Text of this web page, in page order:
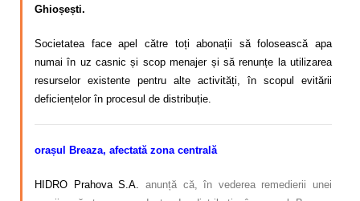
Ghioșești.
Societatea face apel către toți abonații să folosească apa
numai în uz casnic și scop menajer și să renunțe la utilizarea
resurselor existente pentru alte activități, în scopul evitării
deficiențelor în procesul de distribuție.
orașul Breaza, afectată zona centrală
HIDRO Prahova S.A.
anunță că, în vederea remedierii unei